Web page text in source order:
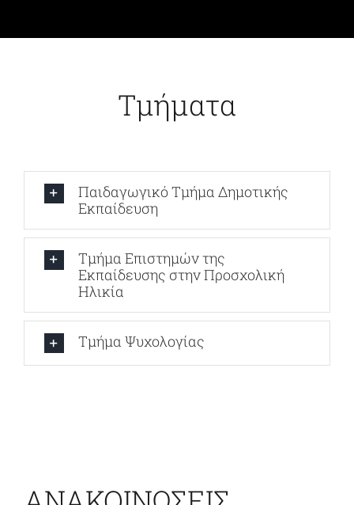
Τμήματα
Παιδαγωγικό Τμήμα Δημοτικής
Εκπαίδευση
Τμήμα Επιστημών της
Εκπαίδευσης στην Προσχολική
Ηλικία
Τμήμα Ψυχολογίας